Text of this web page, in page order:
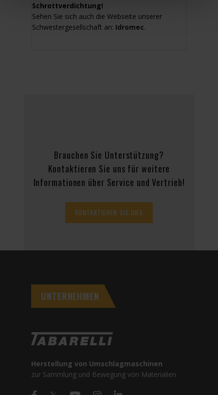
Schrottverdichtung!
Sehen Sie sich auch die Webseite unserer
Schwestergesellschaft an: Idromec.
Brauchen Sie Unterstützung?
Kontaktieren Sie uns für weitere
Informationen über Service und Vertrieb!
KONTAKTIEREN SIE UNS
UNTERNEHMEN
Herstellung von Umschlagmaschinen
zur Sammlung und Bewegung von Materialien